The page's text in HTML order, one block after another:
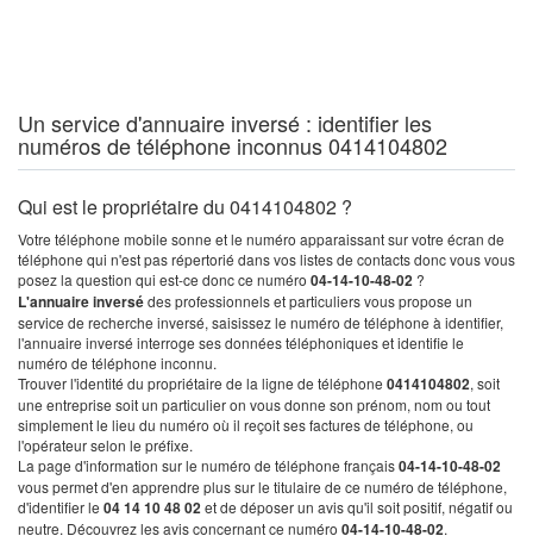
Un service d'annuaire inversé : identifier les
numéros de téléphone inconnus 0414104802
Qui est le propriétaire du 0414104802 ?
Votre téléphone mobile sonne et le numéro apparaissant sur votre écran de
téléphone qui n'est pas répertorié dans vos listes de contacts donc vous vous
posez la question qui est-ce donc ce numéro 04-14-10-48-02 ?
L'annuaire inversédes professionnels et particuliers vous propose un
service de recherche inversé, saisissez le numéro de téléphone à identifier,
l'annuaire inversé interroge ses données téléphoniques et identifie le
numéro de téléphone inconnu.
Trouver l'identité du propriétaire de la ligne de téléphone 0414104802, soit
une entreprise soit un particulier on vous donne son prénom, nom ou tout
simplement le lieu du numéro où il reçoit ses factures de téléphone, ou
l'opérateur selon le préfixe.
La page d'information sur le numéro de téléphone français04-14-10-48-02
vous permet d'en apprendre plus sur le titulaire de ce numéro de téléphone,
d'identifier le 04 14 10 48 02et de déposer un avis qu'il soit positif, négatif ou
neutre. Découvrez les avis concernant ce numéro 04-14-10-48-02.